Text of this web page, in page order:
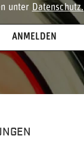
unter Datenschutz.
ANMELDEN